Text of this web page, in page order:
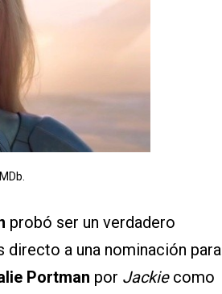
probó ser un verdadero
directo a una nominación para
Portman por Jackiecomo